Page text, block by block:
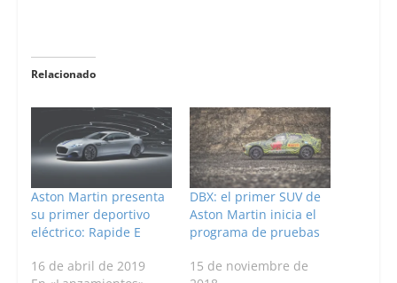
Relacionado
Aston Martin presenta
su primer deportivo
eléctrico: Rapide E
16 de abril de 2019
DBX: el primer SUV de
Aston Martin inicia el
programa de pruebas
15 de noviembre de